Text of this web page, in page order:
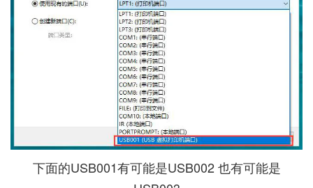
下面的USB001有可能是USB002 也有可能是